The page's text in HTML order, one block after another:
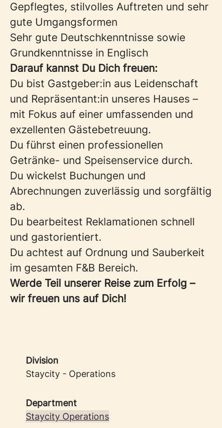
Gepflegtes, stilvolles Auftreten und sehr
gute Umgangsformen
Sehr gute Deutschkenntnisse sowie
Grundkenntnisse in Englisch
Darauf kannst Du Dich freuen:
Du bist Gastgeber:in aus Leidenschaft
und Repräsentant:in unseres Hauses –
mit Fokus auf einer umfassenden und
exzellenten Gästebetreuung.
Du führst einen professionellen
Getränke- und Speisenservice durch.
Du wickelst Buchungen und
Abrechnungen zuverlässig und sorgfältig
ab.
Du bearbeitest Reklamationen schnell
und gastorientiert.
Du achtest auf Ordnung und Sauberkeit
im gesamten F&B Bereich.
Werde Teil unserer Reise zum Erfolg –
wir freuen uns auf Dich!
Division
Staycity - Operations
Department
Staycity Operations